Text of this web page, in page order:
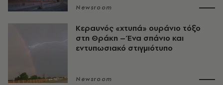
Newsroom
Κεραυνός «χτυπά» ουράνιο τόξο
στη Θράκη – Ένα σπάνιο και
εντυπωσιακό στιγμιότυπο
Newsroom